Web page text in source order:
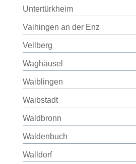
Untertürkheim
Vaihingen an der Enz
Vellberg
Waghäusel
Waiblingen
Waibstadt
Waldbronn
Waldenbuch
Walldorf